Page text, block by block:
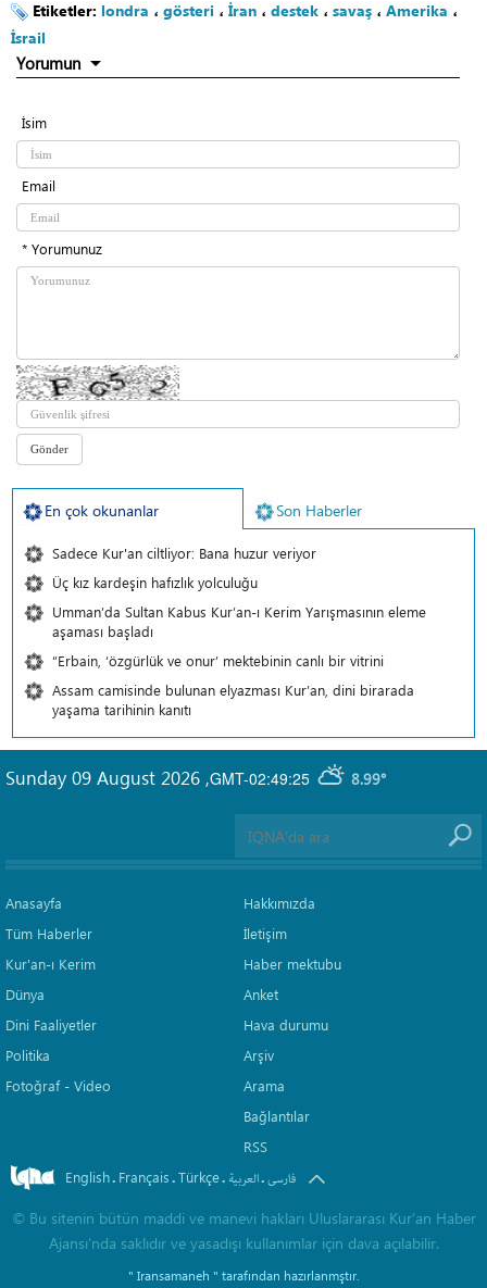
Etiketler: londra ، gösteri ، İran ، destek ، savaş ، Amerika ،
İsrail
Yorumun
İsim
Email
* Yorumunuz
En çok okunanlar Son Haberler
Sadece Kur'an ciltliyor: Bana huzur veriyor
Üç kız kardeşin hafızlık yolculuğu
Umman’da Sultan Kabus Kur’an-ı Kerim Yarışmasının eleme
aşaması başladı
“Erbain, ‘özgürlük ve onur’ mektebinin canlı bir vitrini
Assam camisinde bulunan elyazması Kur’an, dini birarada
yaşama tarihinin kanıtı
GMT-02:49:25 8.99°
Sunday 09 August 2026 ,
Anasayfa
Tüm Haberler
Kur'an-ı Kerim
Dünya
Dini Faaliyetler
Politika
Fotoğraf - Video
Hakkımızda
İletişim
Haber mektubu
Anket
Hava durumu
Arşiv
Arama
Bağlantılar
RSS
English. Français.Türkçe. العربیة.فارسی
© Bu sitenin bütün maddi ve manevi hakları Uluslararası Kur’an Haber
Ajansı’nda saklıdır ve yasadışı kullanımlar için dava açılabilir.
" Iransamaneh " tarafından hazırlanmştır.